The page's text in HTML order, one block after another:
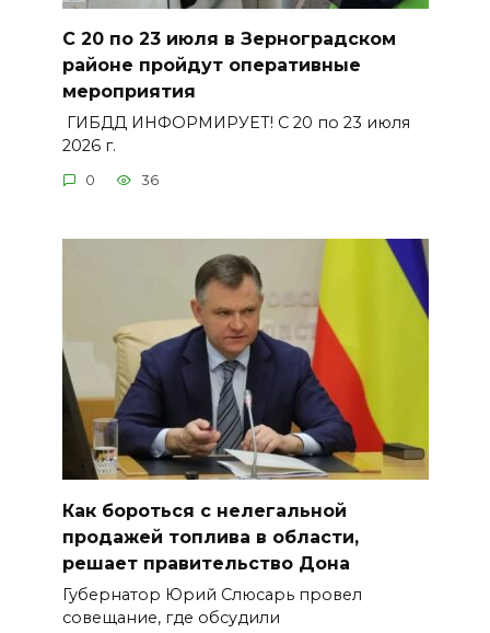
С 20 по 23 июля в Зерноградском
районе пройдут оперативные
мероприятия
ГИБДД ИНФОРМИРУЕТ! С 20 по 23 июля
2026 г.
0 36
Как бороться с нелегальной
продажей топлива в области,
решает правительство Дона
Губернатор Юрий Слюсарь провел
совещание, где обсудили